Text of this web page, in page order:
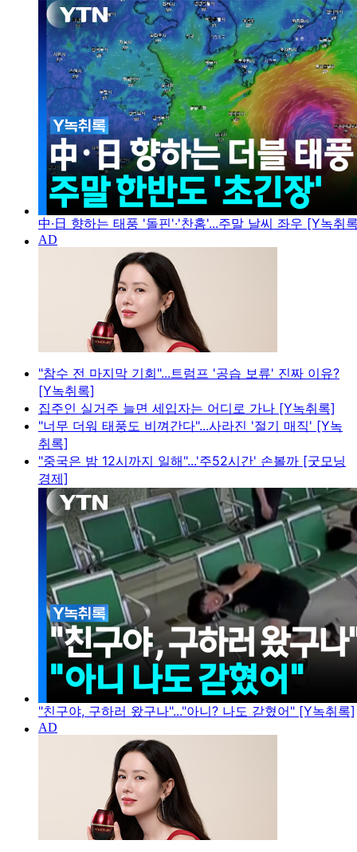
中·日 향하는 태풍 '돌핀'·'찬홈'...주말 날씨 좌우 [Y녹취
"참수 전 마지막 기회"...트럼프 '공습 보류' 진짜 이유?
[Y녹취록]
집주인 실거주 늘면 세입자는 어디로 가나 [Y녹취록]
"너무 더워 태풍도 비껴간다"...사라진 '절기 매직' [Y녹
취록]
"중국은 밤 12시까지 일해"...'주52시간' 손볼까 [굿모닝
경제]
"친구야, 구하러 왔구나"..."아니? 나도 갇혔어" [Y녹취록]